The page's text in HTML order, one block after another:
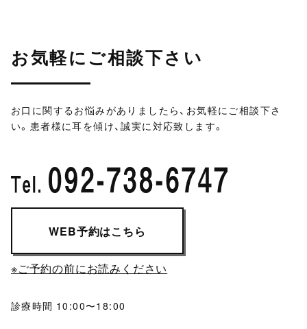
お気軽にご相談下さい
お口に関するお悩みがありましたら、お気軽にご相談下さ
い。 患者様に耳を傾け、誠実に対応致します。
WEB予約はこちら
※ご予約の前にお読みください
診療時間 10:00〜18:00